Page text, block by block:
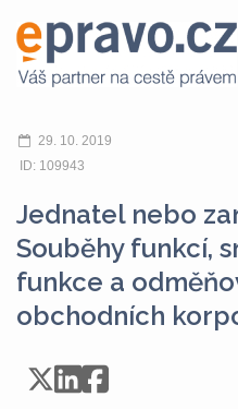
29. 10. 2019
ID: 109943
Jednatel nebo
Souběhy funkcí,
funkce a
obchodních